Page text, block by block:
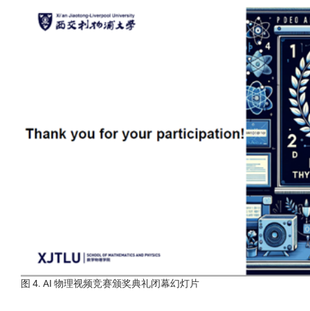
图 4. AI 物理视频竞赛颁奖典礼闭幕幻灯片